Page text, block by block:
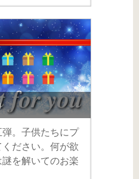
。子供たちにプ
ださい。何が欲
を解いてのお楽